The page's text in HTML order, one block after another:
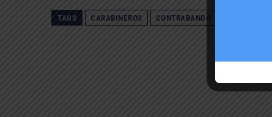
TAGS CARABINEROS CONTRABANDO